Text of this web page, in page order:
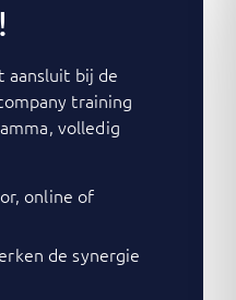
aansluit bij de
training
volledig
online of
de synergie